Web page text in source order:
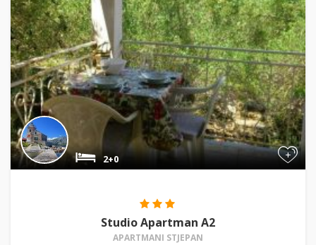
+
2+0
Studio Apartman A2
APARTMANI STJEPAN